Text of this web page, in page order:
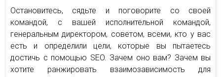
Остановитесь, сядьте и поговорите со своей
командой, с вашей исполнительной командой,
генеральным директором, советом, всеми, кто у вас
есть и определили цели, которые вы пытаетесь
достичь с помощью SEO. Зачем оно вам? Зачем вы
хотите ранжировать взаимозависимость для